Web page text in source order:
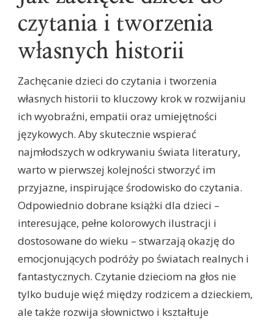
czytania i tworzenia
własnych historii
Zachęcanie dzieci do czytania i tworzenia
własnych historii to kluczowy krok w rozwijaniu
ich wyobraźni, empatii oraz umiejętności
językowych. Aby skutecznie wspierać
najmłodszych w odkrywaniu świata literatury,
warto w pierwszej kolejności stworzyć im
przyjazne, inspirujące środowisko do czytania.
Odpowiednio dobrane książki dla dzieci –
interesujące, pełne kolorowych ilustracji i
dostosowane do wieku – stwarzają okazję do
emocjonujących podróży po światach realnych i
fantastycznych. Czytanie dzieciom na głos nie
tylko buduje więź między rodzicem a dzieckiem,
ale także rozwija słownictwo i kształtuje